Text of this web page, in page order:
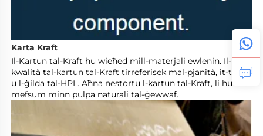
Karta Kraft
Il-Kartun tal-Kraft hu wieħed mill-materjali ewlenin. Il-
kwalità tal-kartun tal-Kraft tirreferisek mal-pjanità, it-thikk
u l-ġilda tal-HPL. Aħna nestortu l-kartun tal-Kraft, li hu
mefsum minn pulpa naturali tal-ġewwaf.